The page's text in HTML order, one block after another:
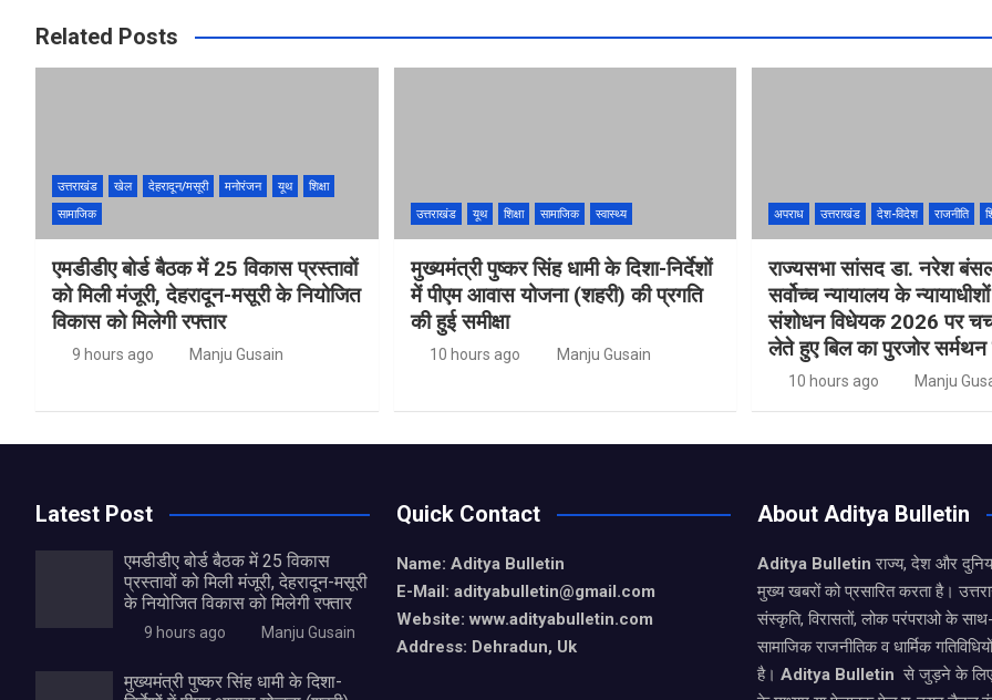
Related Posts
उत्तराखंड खेल देहरादून/मसूरी मनोरंजन यूथ
शिक्षा
सामाजिक
एमडीडीए बोर्ड बैठक में 25 विकास प्रस्तावों
को मिली मंजूरी, देहरादून-मसूरी के नियोजित
विकास को मिलेगी रफ्तार
9 hours ago Manju Gusain
उत्तराखंड यूथ शिक्षा सामाजिक स्वास्थ्य
मुख्यमंत्री पुष्कर सिंह धामी के दिशा-निर्देशों
में पीएम आवास योजना (शहरी) की प्रगति
की हुई समीक्षा
10 hours ago Manju Gusain
अपराध उत्तराखंड देश-विदेश राजनीति
राज्यसभा सांसद डा. नरेश
सर्वोच्च न्यायालय के
संशोधन विधेयक 2026 पर
लेते हुए बिल का पुरजोर सर्मथन
10 hours ago Manju
Latest Post
एमडीडीए बोर्ड बैठक में 25 विकास
प्रस्तावों को मिली मंजूरी, देहरादून-मसूरी
के नियोजित विकास को मिलेगी रफ्तार
9 hours ago Manju Gusain
मुख्यमंत्री पुष्कर सिंह धामी के दिशा-
Quick Contact
Name: Aditya Bulletin
E-Mail: adityabulletin@gmail.com
Website: www.adityabulletin.com
Address: Dehradun, Uk
About Aditya Bulletin
Aditya Bulletinराज्य, देश और
मुख्य खबरों को प्रसारित करता है।
संस्कृति, विरासतों, लोक परंपराओ के
सामाजिक राजनीतिक व धार्मिक
है। Aditya Bulletin से जुड़ने के लिए